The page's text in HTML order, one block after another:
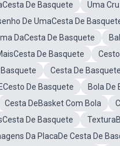
De Basquete Uma
De UmaCesta De
DaCesta De Basquete
De Basquete
Cesta De
De Basquete Bola De
Cesta DeBasket Com Bola
De Basquete
Da PlacaDe Cesta De